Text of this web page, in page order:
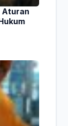
Aturan